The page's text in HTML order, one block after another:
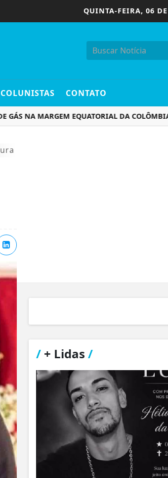
QUINTA-FEIRA, 06
COLUNISTAS CONTATO
NA MARGEM EQUATORIAL DA COLÔMBIA
/+ Lidas /